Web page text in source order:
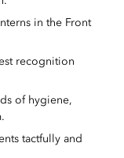
in the Front
recognition
of hygiene,
tactfully and